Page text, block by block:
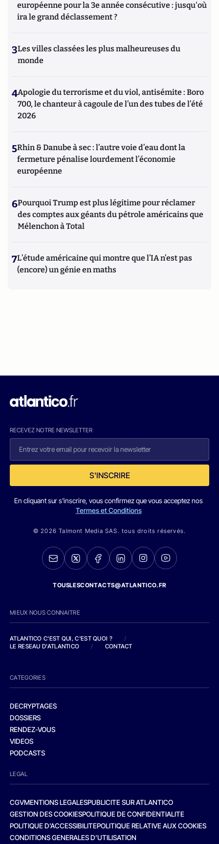
européenne pour la 3e année consécutive : jusqu'où
ira le grand déclassement ?
3Les villes classées les plus malheureuses du
monde
4Apologie du terrorisme et du viol, antisémite : Boro
700, le chanteur à cagoule de l’un des tubes de l’été
2026
5Rhin & Danube à sec : l’autre voie d’eau dont la
fermeture pénalise lourdement l’économie
européenne
6Pourquoi Trump est plus légitime pour réclamer
des comptes aux géants du pétrole américains que
Mélenchon à Total
7L’étude américaine qui montre que l’IA n’est pas
(encore) un génie en maths
RECEVEZ NOTRE NEWSLETTER
S'INSCRIRE
En cliquant sur s'inscrire, vous confirmez que vous acceptez nos
Termes et Conditions
© 2026 Talmont Media SAS. tous droits réservés.
TOUSLESCONTACTS@ATLANTICO.FR
MIEUX NOUS CONNAITRE
ATLANTICO C'EST QUI, C'EST QUOI ?
/
LE RESEAU D'ATLANTICO
/ CONTACT
CATEGORIES
DECRYPTAGES
DOSSIERS
RENDEZ-VOUS
VIDEOS
PODCASTS
LEGAL
CGVMENTIONS LEGALESPUBLICITE SUR ATLANTICO
GESTION DES COOKIESPOLITIQUE DE CONFIDENTIALITE
POLITIQUE D’ACCESSIBILITEPOLITIQUE RELATIVE AUX COOKIES
CONDITIONS GENERALES D’UTILISATION